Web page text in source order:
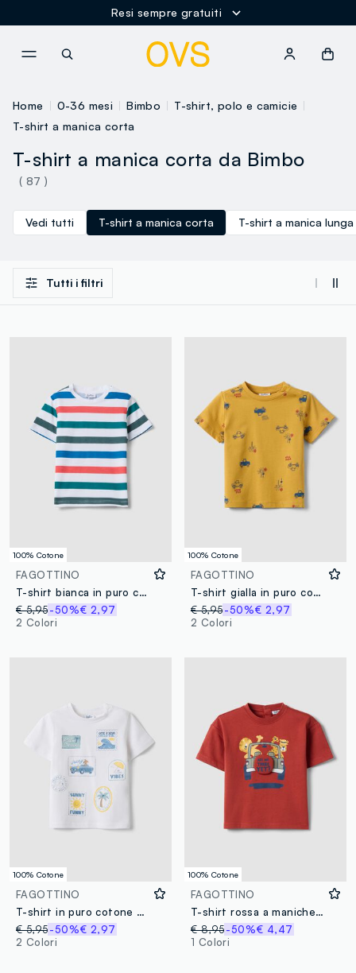
Resi sempre gratuiti
Home 0-36 mesi Bimbo
T-shirt, polo e camicie
T-shirt a manica corta
T-shirt a manica corta da Bimbo
( 87 )
Vedi tutti T-shirt a manica corta T-shirt a manica lunga
Tutti i filtri
100% Cotone
FAGOTTINO
T-shirt bianca in puro cotone a righe regular fit per bimbo
€ 5,95-50%€ 2,97
2 Colori
100% Cotone
FAGOTTINO
T-shirt gialla in puro cotone organico da bimbo con stampa macchinine
€ 5,95-50%€ 2,97
2 Colori
100% Cotone
FAGOTTINO
T-shirt in puro cotone bianca da bimbo regular fit con stampe
€ 5,95-50%€ 2,97
2 Colori
100% Cotone
FAGOTTINO
T-shirt rossa a maniche corte in puro cotone
€ 8,95-50%€ 4,47
1 Colori